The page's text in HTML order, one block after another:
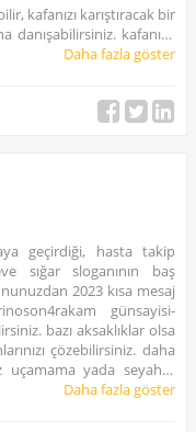
kafanızı karıştıracak bir
danışabilirsiniz. kafanıza
Daha fazla göster
geçirdiği, hasta takip
sığar sloganının baş
2023 kısa mesaj
günsayisi-
bazı aksaklıklar olsa
çözebilirsiniz. daha
uçamama yada seyahat
süreci geçirmiş olan
Daha fazla göster